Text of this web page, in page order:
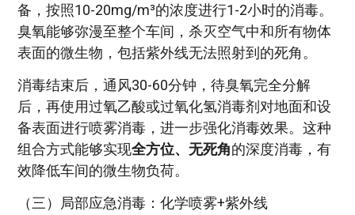
备，按照10-20mg/m³的浓度进行1-2小时的消毒。
臭氧能够弥漫至整个车间，杀灭空气中和所有物体
表面的微生物，包括紫外线无法照射到的死角。
消毒结束后，通风30-60分钟，待臭氧完全分解
后，再使用过氧乙酸或过氧化氢消毒剂对地面和设
备表面进行喷雾消毒，进一步强化消毒效果。这种
组合方式能够实现全方位、无死角的深度消毒，有
效降低车间的微生物负荷。
（三）局部应急消毒：化学喷雾+紫外线